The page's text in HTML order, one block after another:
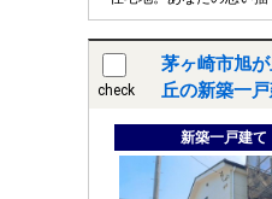
ててみませんか
check
茅ヶ崎市旭
丘の新築一
新築一戸建て